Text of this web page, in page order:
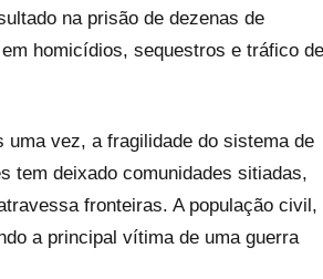
na prisão de dezenas de
homicídios, sequestros e tráfico de
vez, a fragilidade do sistema de
tem deixado comunidades sitiadas,
fronteiras. A população civil,
a principal vítima de uma guerra